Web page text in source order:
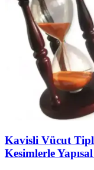
Kavisli Vücut
Kesimlerle